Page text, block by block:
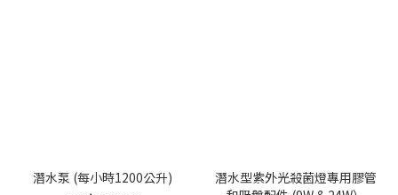
潛水泵 (每小時1200公升)
潛水型紫外光殺菌燈專用膠管